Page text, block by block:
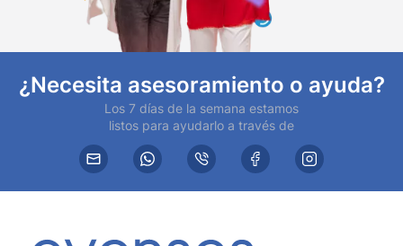
¿Necesita asesoramiento o ayuda?
Los 7 días de la semana estamos
listos para ayudarlo a través de